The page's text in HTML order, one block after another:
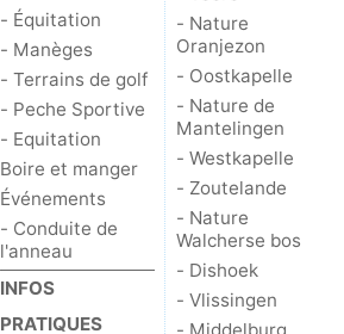
- Équitation
- Manèges
- Terrains de golf
- Peche Sportive
- Equitation
Boire et manger
Événements
- Conduite de
l'anneau
INFOS
PRATIQUES
- Nature
Oranjezon
- Oostkapelle
- Nature de
Mantelingen
- Westkapelle
- Zoutelande
- Nature
Walcherse bos
- Dishoek
- Vlissingen